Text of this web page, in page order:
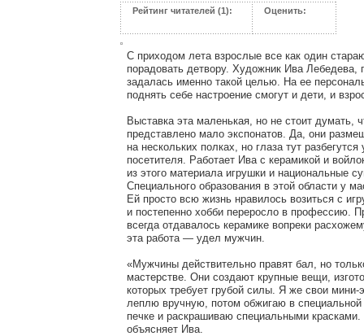
Рейтинг читателей (1): Оценить:
С приходом лета взрослые все как один
порадовать детвору. Художник Ива Лебедева,
задалась именно такой целью. На ее
поднять себе настроение смогут и дети, и
Выставка эта маленькая, но не стоит думать,
представлено мало экспонатов. Да, они
на нескольких полках, но глаза тут разбегутся
посетителя. Работает Ива с керамикой и
из этого материала игрушки и национальные
Специального образования в этой области у
Ей просто всю жизнь нравилось возиться с
и постепенно хобби переросло в профессию.
всегда отдавалось керамике вопреки
эта работа — удел мужчин.
«Мужчины действительно правят бал, но
мастерстве. Они создают крупные вещи,
которых требует грубой силы. Я же свои мини-
леплю вручную, потом обжигаю в специальной
печке и раскрашиваю специальными
объясняет Ива.